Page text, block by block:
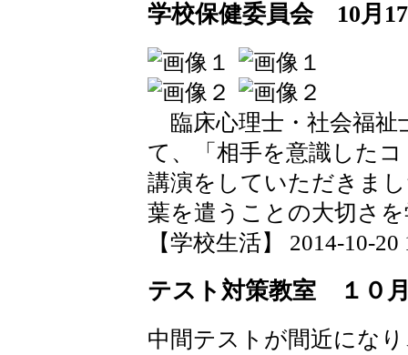
学校保健委員会 10月
臨床心理士・社会福祉
て、「相手を意識した
講演をしていただきま
葉を遣うことの大切さ
【学校生活】 2014-10-20
テスト対策教室 １０
中間テストが間近にな